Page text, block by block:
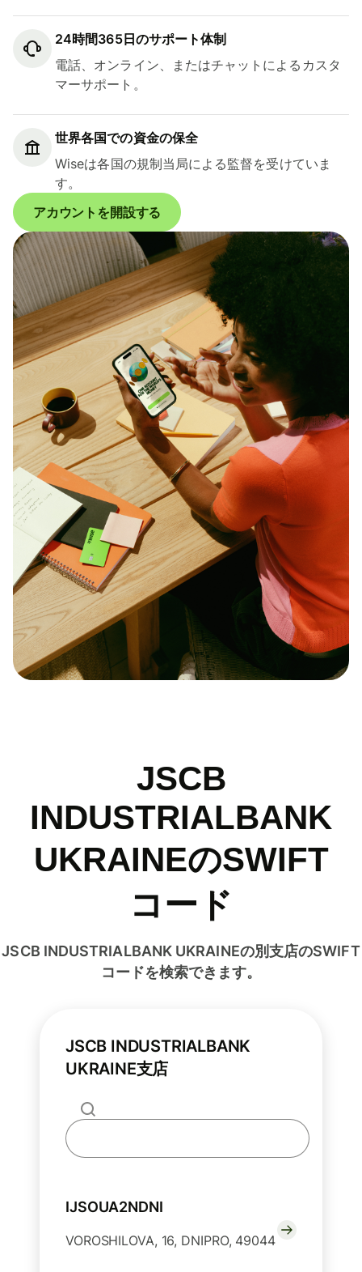
24時間365日のサポート体制
電話、オンライン、またはチャットによるカスタ
マーサポート。
世界各国での資金の保全
Wiseは各国の規制当局による監督を受けていま
す。
アカウントを開設する
JSCB
INDUSTRIALBANK
UKRAINEのSWIFT
コード
JSCB INDUSTRIALBANK UKRAINEの別支店のSWIFT
コードを検索できます。
JSCB INDUSTRIALBANK
UKRAINE支店
IJSOUA2NDNI
VOROSHILOVA, 16, DNIPRO, 49044